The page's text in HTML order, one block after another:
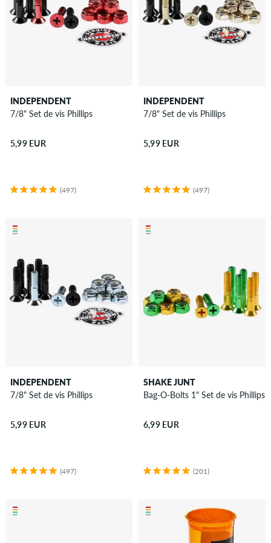
INDEPENDENT
7/8" Set de vis Phillips
5,99 EUR
(497)
INDEPENDENT
7/8" Set de vis Phillips
5,99 EUR
(497)
INDEPENDENT
7/8" Set de vis Phillips
5,99 EUR
(497)
SHAKE JUNT
Bag-O-Bolts 1" Set de vis Phillips
6,99 EUR
(201)